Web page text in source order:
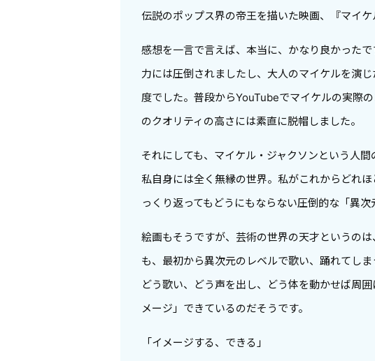
伝説のポップス界の帝王を描いた映画、『マイケ
感想を一言で言えば、本当に、かなり良かった
力には圧倒されましたし、大人のマイケルを演
度でした。普段からYouTubeでマイケルの実際
のクオリティの高さには素直に脱帽しました。
それにしても、マイケル・ジャクソンという人
私自身には全く無縁の世界。私がこれからどれ
っくり返ってもどうにもならない圧倒的な「異次
絵画もそうですが、芸術の世界の天才というの
も、最初から異次元のレベルで歌い、踊れてし
どう歌い、どう声を出し、どう体を動かせば周
メージ」できているのだそうです。
「イメージする、できる」